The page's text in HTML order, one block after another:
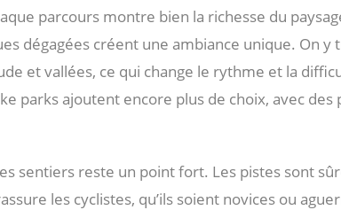
parcours montre bien la richesse du
dégagées créent une ambiance unique. On y
et vallées, ce qui change le rythme et la
parks ajoutent encore plus de choix, avec des
sentiers reste un point fort. Les pistes sont
les cyclistes, qu’ils soient novices ou